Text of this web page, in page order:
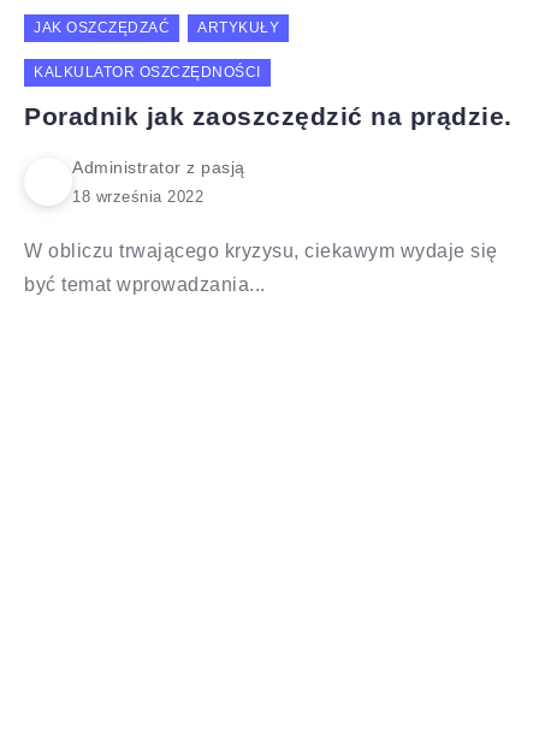
JAK OSZCZĘDZAĆ ARTYKUŁY
KALKULATOR OSZCZĘDNOŚCI
Poradnik jak zaoszczędzić na prądzie.
Administrator z pasją
W obliczu trwającego kryzysu, ciekawym wydaje się
być temat wprowadzania...